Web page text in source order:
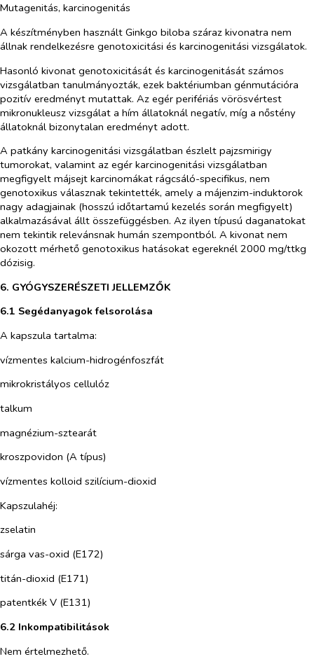
Mutagenitás, karcinogenitás
A készítményben használt Ginkgo biloba száraz kivonatra nem
állnak rendelkezésre genotoxicitási és karcinogenitási vizsgálatok.
Hasonló kivonat genotoxicitását és karcinogenitását számos
vizsgálatban tanulmányozták, ezek baktériumban génmutációra
pozitív eredményt mutattak. Az egér perifériás vörösvértest
mikronukleusz vizsgálat a hím állatoknál negatív, míg a nőstény
állatoknál bizonytalan eredményt adott.
A patkány karcinogenitási vizsgálatban észlelt pajzsmirigy
tumorokat, valamint az egér karcinogenitási vizsgálatban
megfigyelt májsejt karcinomákat rágcsáló-specifikus, nem
genotoxikus válasznak tekintették, amely a májenzim-induktorok
nagy adagjainak (hosszú időtartamú kezelés során megfigyelt)
alkalmazásával állt összefüggésben. Az ilyen típusú daganatokat
nem tekintik relevánsnak humán szempontból. A kivonat nem
okozott mérhető genotoxikus hatásokat egereknél 2000 mg/ttkg
dózisig.
6. GYÓGYSZERÉSZETI JELLEMZŐK
6.1 Segédanyagok felsorolása
A kapszula tartalma:
vízmentes kalcium-hidrogénfoszfát
mikrokristályos cellulóz
talkum
magnézium-sztearát
kroszpovidon (A típus)
vízmentes kolloid szilícium-dioxid
Kapszulahéj:
zselatin
sárga vas-oxid (E172)
titán-dioxid (E171)
patentkék V (E131)
6.2 Inkompatibilitások
Nem értelmezhető.